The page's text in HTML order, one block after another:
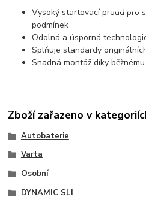
Vysoký startovací proud pro
podmínek
Odolná a úsporná
Splňuje standardy
Snadná montáž díky
Zboží zařazeno v
Autobaterie
Varta
Osobní
DYNAMIC SLI